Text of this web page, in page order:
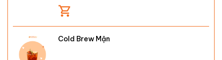
Cold Brew Mận